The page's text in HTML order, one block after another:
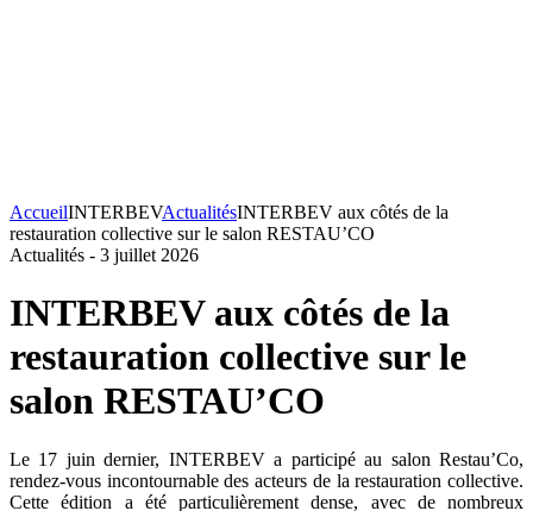
AccueilINTERBEVActualitésINTERBEV aux côtés de la
restauration collective sur le salon RESTAU’CO
Actualités - 3 juillet 2026
INTERBEV aux côtés de la
restauration collective sur le
salon RESTAU’CO
Le 17 juin dernier, INTERBEV a participé au salon Restau’Co,
rendez-vous incontournable des acteurs de la restauration collective.
Cette édition a été particulièrement dense, avec de nombreux